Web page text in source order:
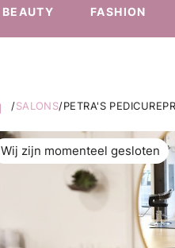
BEAUTY FASHION
/SALONS/PETRA'S
Wij zijn momenteel gesloten